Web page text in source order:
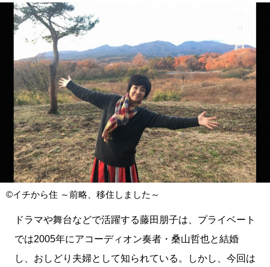
©イチから住 ～前略、移住しました～
ドラマや舞台などで活躍する藤田朋子は、プライベート
では2005年にアコーディオン奏者・桑山哲也と結婚
し、おしどり夫婦として知られている。しかし、今回は